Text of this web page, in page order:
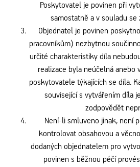
Poskytovatel je povinen při
samostatně a v souladu se
Objednatel je povinen
pracovníkům) nezbytnou
určité charakteristiky díla
realizace byla neúčelná anebo
poskytovatele týkajících se díla.
související s vytvářením díla
zodpovědět
Není-li smluveno jinak, není
kontrolovat obsahovou a
dodaných objednatelem pro
povinen s běžnou péčí